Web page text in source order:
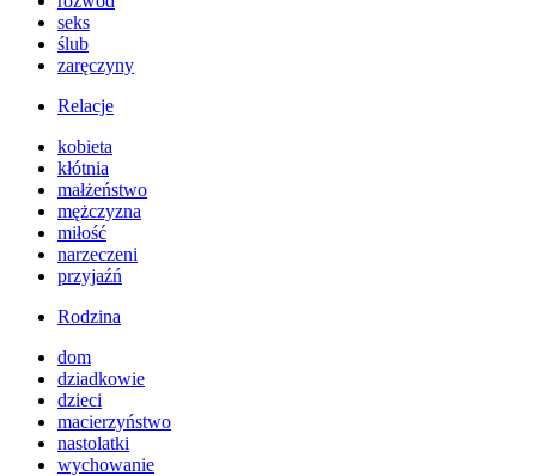
seks
ślub
zaręczyny
Relacje
kobieta
kłótnia
małżeństwo
mężczyzna
miłość
narzeczeni
przyjaźń
Rodzina
dom
dziadkowie
dzieci
macierzyństwo
nastolatki
wychowanie